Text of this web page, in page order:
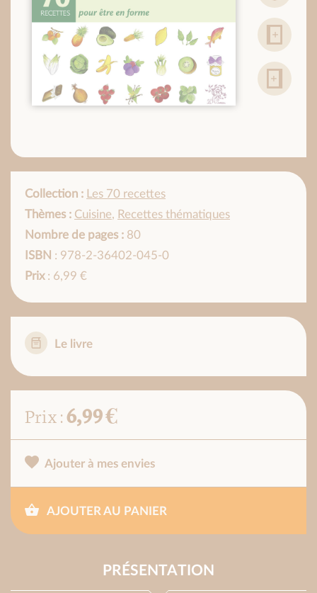
Collection : Les 70 recettes
Thèmes : Cuisine, Recettes thématiques
Nombre de pages : 80
ISBN : 978-2-36402-045-0
Prix: 6,99 €
Le livre
Prix :6,99 €
Ajouter à mes envies
AJOUTER AU PANIER
PRÉSENTATION